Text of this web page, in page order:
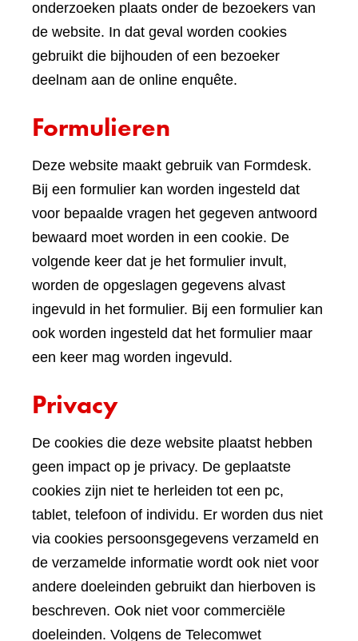
onderzoeken plaats onder de bezoekers van
de website. In dat geval worden cookies
gebruikt die bijhouden of een bezoeker
deelnam aan de online enquête.
Formulieren
Deze website maakt gebruik van Formdesk.
Bij een formulier kan worden ingesteld dat
voor bepaalde vragen het gegeven antwoord
bewaard moet worden in een cookie. De
volgende keer dat je het formulier invult,
worden de opgeslagen gegevens alvast
ingevuld in het formulier. Bij een formulier kan
ook worden ingesteld dat het formulier maar
een keer mag worden ingevuld.
Privacy
De cookies die deze website plaatst hebben
geen impact op je privacy. De geplaatste
cookies zijn niet te herleiden tot een pc,
tablet, telefoon of individu. Er worden dus niet
via cookies persoonsgegevens verzameld en
de verzamelde informatie wordt ook niet voor
andere doeleinden gebruikt dan hierboven is
beschreven. Ook niet voor commerciële
doeleinden. Volgens de Telecomwet